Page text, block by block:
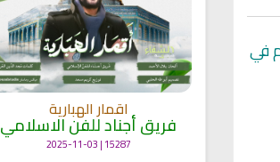
في
اقمار الهبارية
فريق أجناد للفن الاسلامي
15287 | 2025-11-03